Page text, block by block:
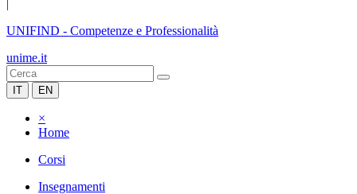
|
UNIFIND - Competenze e Professionalità
unime.it
IT EN
×
Home
Corsi
Insegnamenti